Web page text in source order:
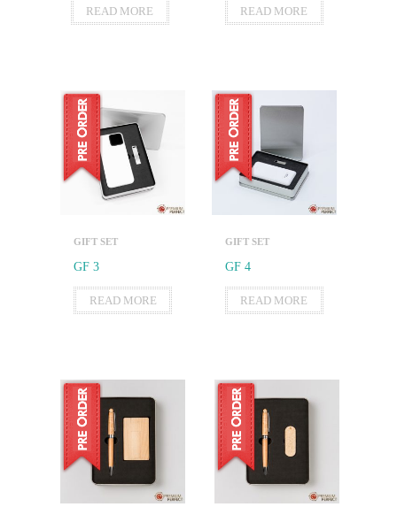
READ MORE READ MORE
GIFT SET
GF 3
READ MORE
GIFT SET
GF 4
READ MORE